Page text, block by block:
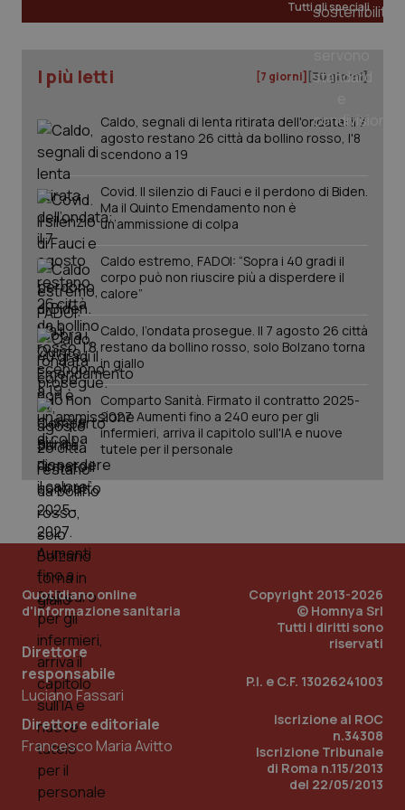
Salute orale & impianti
Sangue & coagulazione
Tiroide
Tumore al seno
Tumore ovarico
Tumori del Polmone & Testa Collo
Tumori gastrointestinali
Ulcera & Reflusso
Vaccini
Tutti gli speciali
I più letti [7 giorni] [30 giorni]
Caldo, segnali di lenta ritirata dell'ondata: il 7
agosto restano 26 città da bollino rosso, l'8
scendono a 19
Covid. Il silenzio di Fauci e il perdono di Biden.
Ma il Quinto Emendamento non è
un’ammissione di colpa
Caldo estremo, FADOI: “Sopra i 40 gradi il
corpo può non riuscire più a disperdere il
calore”
Caldo, l’ondata prosegue. Il 7 agosto 26 città
restano da bollino rosso, solo Bolzano torna
in giallo
Comparto Sanità. Firmato il contratto 2025-
2027. Aumenti fino a 240 euro per gli
infermieri, arriva il capitolo sull'IA e nuove
tutele per il personale
Quotidiano online
d'informazione sanitaria
Direttore
responsabile
Luciano Fassari
Direttore editoriale
Francesco Maria Avitto
Copyright 2013-2026
© Homnya Srl
Tutti i diritti sono
riservati
P.I. e C.F. 13026241003
Iscrizione al ROC
n.34308
Iscrizione Tribunale
di Roma n.115/2013
del 22/05/2013
CookieScriptConsent
tracking-sites-ironfish-
tracking-enable
tracking-sites-ironfish-
2
_ga
.quotidianosanita.it
mese